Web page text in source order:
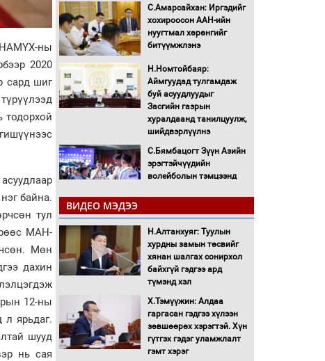
НАМҮХ-ны
2020
сард шиг
тодорхой
байна.
тул
МАН-
Мөн
дахин
12-ны
л ярьдаг.
шууд
нь сая
С.Амарсайхан: Иргэдийг
хохироосон ААН-ийн
нуугтмал хөрөнгийг
битүүмжлэнэ
Н.Номтойбаяр:
Аймгуудад тулгамдаж
буй асуудлуудыг
Засгийн газрын
хуралдаанд танилцуулж,
шийдвэрлүүлнэ
С.Бямбацогт Зүүн Азийн
эрэгтэйчүүдийн
волейболын тэмцээнд
хүслээ
Автобензин, дизель
түлшний онцгой албан
татварыг тэглэлээ
горимд эрүүл мэндийн
салбар хамаарахгүй
Нөөцийн махны
ВИДЕО МЭДЭЭ
Н.Алтанхуяг: Туулын
хурдны замын төсвийг
хянан шалгах сонирхол
байхгүй гэдгээ ард
түмэнд хэл
Х.Тэмүүжин: Алдаа
гаргасан гэдгээ хүлээн
зөвшөөрөх хэрэгтэй. Хүн
гүтгэх гэдэг уламжлалт
гэмт хэрэг